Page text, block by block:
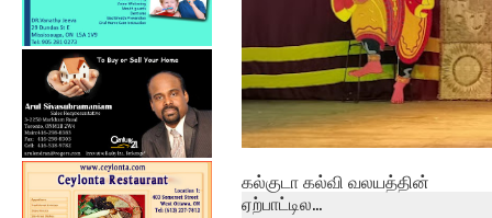
கல்குடா கல்வி வலயத்தின்
ஏற்பாட்டில...